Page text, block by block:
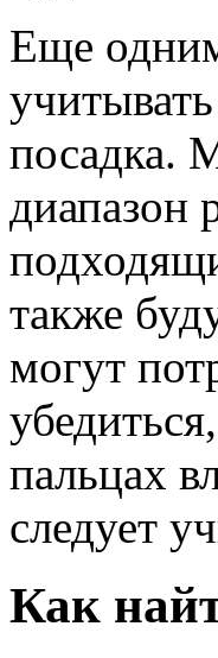
Еще
посадка.
диапазон
также
могут
пальцах
следует
Как